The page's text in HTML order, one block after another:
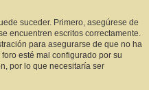
suceder. Primero, asegúrese de
encuentren escritos correctamente.
para asegurarse de que no ha
esté mal configurado por su
por lo que necesitaría ser